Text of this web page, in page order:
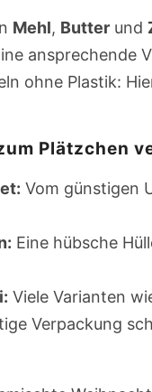
Mehl, Butter und
ansprechende
ohne Plastik:
Plätzchen
Vom günstigen
Eine hübsche
Viele Varianten
Verpackung